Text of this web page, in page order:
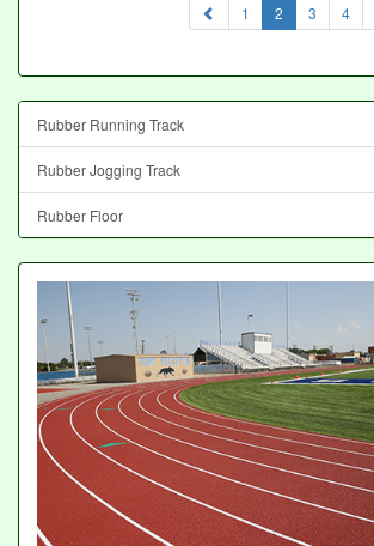
1 2 (current)
3 4
Rubber Running Track
Rubber Jogging Track
Rubber Floor